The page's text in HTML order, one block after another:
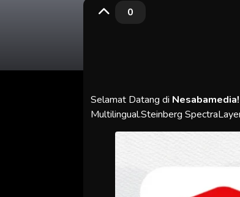
0
Selamat Datang di
Multilingual.Steinberg